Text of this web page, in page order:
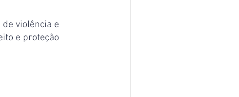
violência e
e proteção